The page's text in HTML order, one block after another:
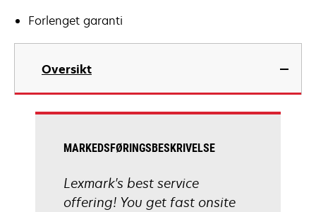
Forlenget garanti
Oversikt
MARKEDSFØRINGSBESKRIVELSE
Lexmark's best service
offering! You get fast onsite